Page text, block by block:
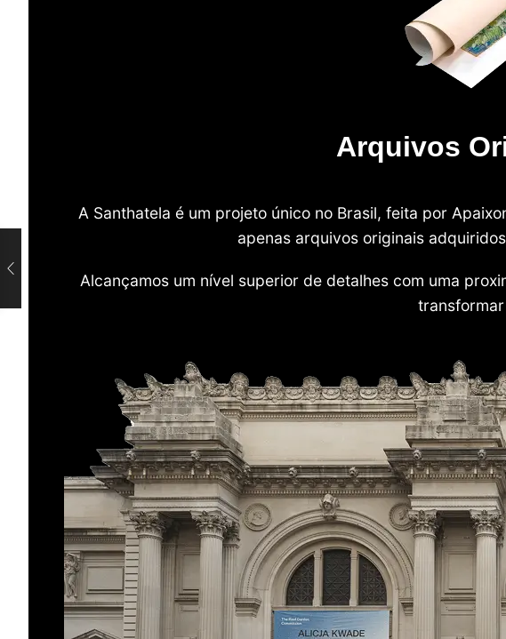
Arquivos
A Santhatela é um projeto único no Brasil, feita por
apenas arquivos originais
Alcançamos um nível superior de detalhes com uma